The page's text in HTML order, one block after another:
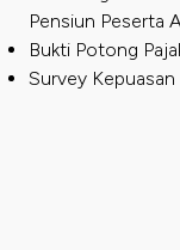
Pensiun Peserta
Bukti Potong
Survey Kepuasan